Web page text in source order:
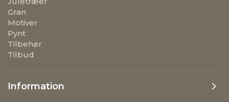
Gran
Motiver
Pynt
Tilbehør
Tilbud
Information